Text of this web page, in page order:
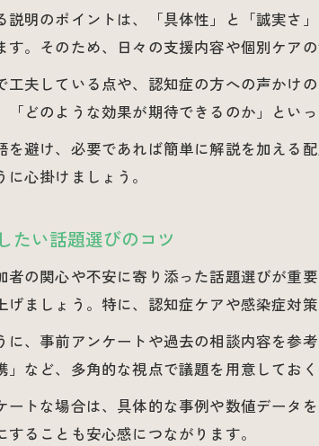
参加者の不
介護懇
信頼感
参加
介護懇
実体験
現場で
介護現
経験者
納得感を生
説明のポイントは、「具体性」と「誠実さ
す。そのため、日々の支援内容や個別ケア
工夫している点や、認知症の方への声かけ
「どのような効果が期待できるのか」とい
を避け、必要であれば簡単に解説を加える
心掛けましょう。
たい話題選びのコツ
者の関心や不安に寄り添った話題選びが重
げましょう。特に、認知症ケアや感染症対
に、事前アンケートや過去の相談内容を参
」など、多角的な視点で議題を用意してお
ートな場合は、具体的な事例や数値データ
ることも安心感につながります。